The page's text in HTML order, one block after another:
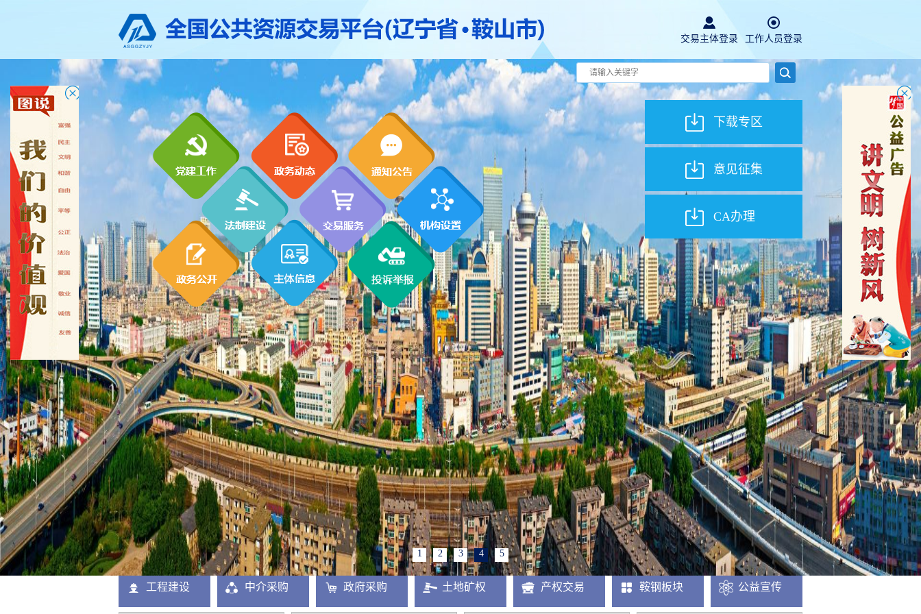
交易主体登录 工作人员登录
1 2 3 4 5
下载专区
意见征集
CA办理
工程建设 中介采购 政府采购 土地矿权 产权交易 鞍钢板块 公益宣传